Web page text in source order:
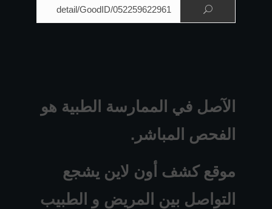
الآصل في الممارسة الطبية هو
الفحص المباشر.
موقع كشف أون لاين يشجع
التواصل بين المريض و الطبيب